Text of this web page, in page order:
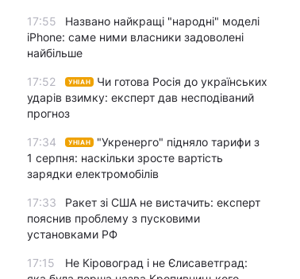
17:55
Названо найкращі "народні" моделі
iPhone: саме ними власники задоволені
найбільше
17:52 УНІАН
Чи готова Росія до українських
ударів взимку: експерт дав несподіваний
прогноз
17:34 УНІАН
"Укренерго" підняло тарифи з
1 серпня: наскільки зросте вартість
зарядки електромобілів
17:33
Ракет зі США не вистачить: експерт
пояснив проблему з пусковими
установками РФ
17:15
Не Кіровоград і не Єлисаветград: